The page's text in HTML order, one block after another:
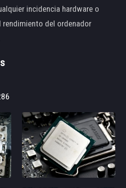
incidencia hardware o
del ordenador